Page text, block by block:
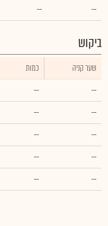
--
--
ביקוש
שער קניה כמות
--
--
--
--
--
--
--
--
--
--